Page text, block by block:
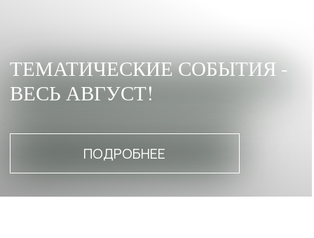
БЕЗЛИМИТ В БАССЕЙНАХ